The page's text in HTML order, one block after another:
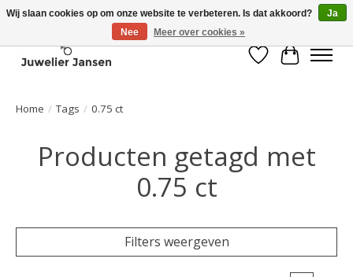
Verlanglijst
Home / Tags / 0.75 ct
Producten getagd met
0.75 ct
Filters weergeven
Wij slaan cookies op om onze website te verbeteren. Is dat akkoord?
Ja
Nee
Meer over cookies »